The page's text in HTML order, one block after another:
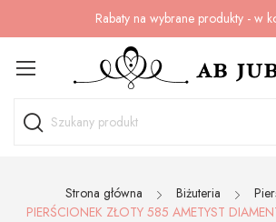
Rabaty na wybrane produkty - w
Strona główna Biżuteria
PIERŚCIONEK ZŁOTY 585 AMETYST